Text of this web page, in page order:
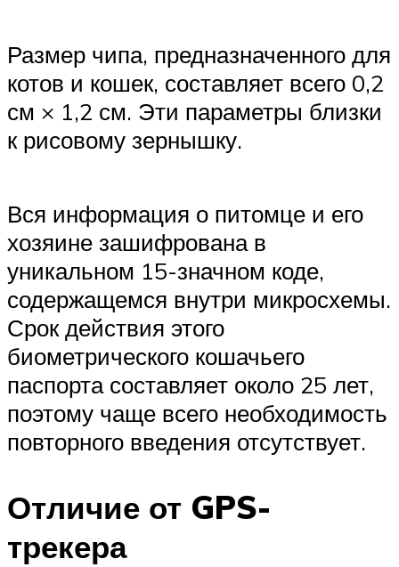
Размер чипа, предназначенного для
котов и кошек, составляет всего 0,2
см × 1,2 см. Эти параметры близки
к рисовому зернышку.
Вся информация о питомце и его
хозяине зашифрована в
уникальном 15-значном коде,
содержащемся внутри микросхемы.
Срок действия этого
биометрического кошачьего
паспорта составляет около 25 лет,
поэтому чаще всего необходимость
повторного введения отсутствует.
Отличие от GPS-
трекера